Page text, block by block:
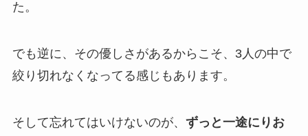
た。
でも逆に、その優しさがあるからこそ、3人の中で
絞り切れなくなってる感じもあります。
そして忘れてはいけないのが、 ずっと一途にりお